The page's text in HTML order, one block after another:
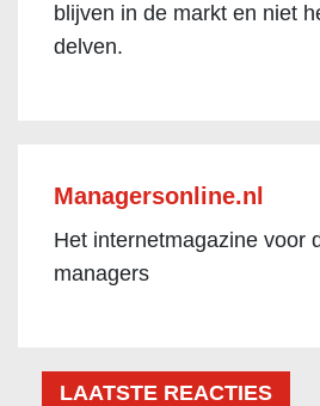
blijven in de markt en niet
delven.
Managersonline.nl
Het internetmagazine voor
managers
LAATSTE REACTIES